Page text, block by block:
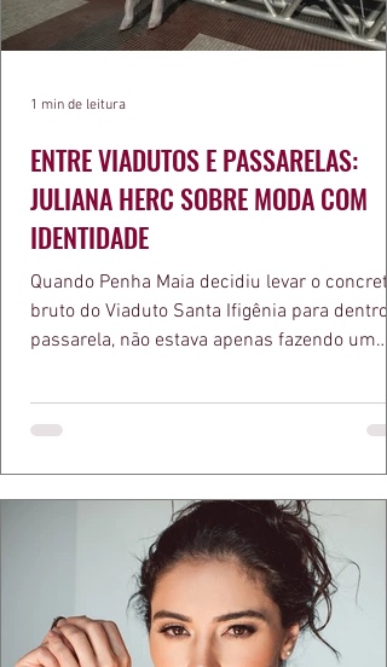
ENTRE VIADUTOS E PASSARELAS:
JULIANA HERC SOBRE MODA COM
IDENTIDADE
Quando Penha Maia decidiu levar o concreto
bruto do Viaduto Santa Ifigênia para dentro
passarela, não estava apenas fazendo um
a apresentadora e influenciadora Juliana
defende há tempos, o de que moda
estruturas geométricas, volumes
aquele concreto aparente típico da
arquitetura paulistana em peças de vestir,
1 min de leitura